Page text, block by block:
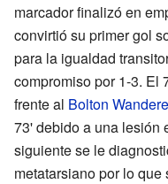
marcador finalizó en
convirtió su primer gol
para la igualdad
compromiso por 1-3. El
frente al Bolton
73' debido a una lesión
siguiente se le
metatarsiano por lo